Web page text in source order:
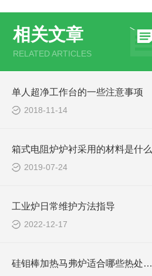
相关文章
RELATED ARTICLES
单人超净工作台的一些注意事项
2018-11-14
箱式电阻炉炉衬采用的材料是什么
2019-07-24
工业炉日常维护方法指导
2022-12-17
硅钼棒加热马弗炉适合哪些热处理工艺